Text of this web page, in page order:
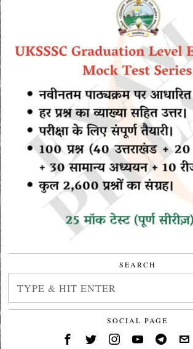
SEARCH
SOCIAL PAGE